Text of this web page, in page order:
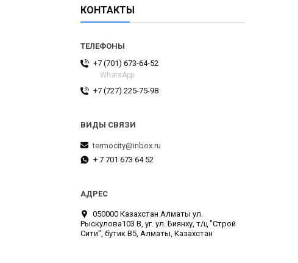
КОНТАКТЫ
+7 (701) 673-64-52
WhatsApp
+7 (727) 225-75-98
termocity@inbox.ru
+ 7 701 673 64 52
050000 Казахстан Алматы ул.
Рыскулова103 В, уг. ул. Биянху, т/ц "Строй
Сити", бутик В5, Алматы, Казахстан